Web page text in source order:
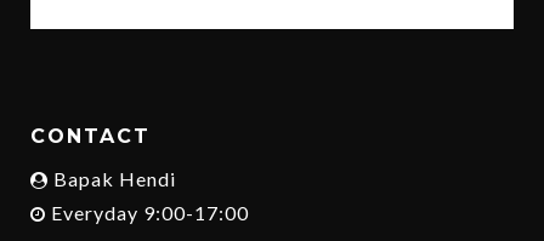
CONTACT
Bapak Hendi
Everyday 9:00-17:00